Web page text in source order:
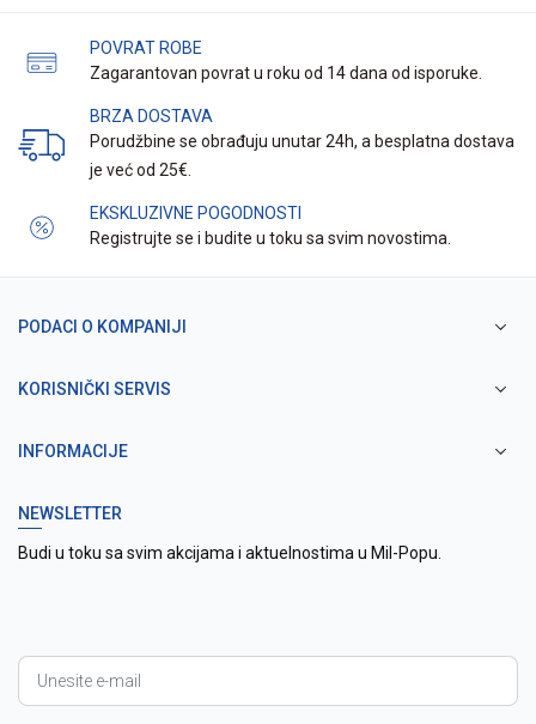
POVRAT ROBE
Zagarantovan povrat u roku od 14 dana od isporuke.
BRZA DOSTAVA
Porudžbine se obrađuju unutar 24h, a besplatna dostava
je već od 25€.
EKSKLUZIVNE POGODNOSTI
Registrujte se i budite u toku sa svim novostima.
PODACI O KOMPANIJI
KORISNIČKI SERVIS
INFORMACIJE
NEWSLETTER
Budi u toku sa svim akcijama i aktuelnostima u Mil-Popu.